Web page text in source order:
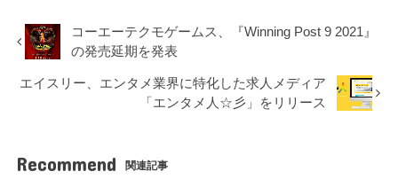
コーエーテクモゲームス、『Winning Post 9 2021』
の発売延期を発表
エイスリー、エンタメ業界に特化した求人メディア
「エンタメ人☆彡」をリリース
Recommend 関連記事